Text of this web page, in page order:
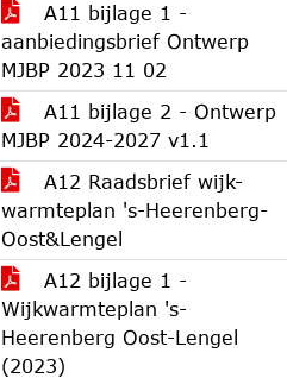
A11 bijlage 1 -
aanbiedingsbrief Ontwerp
MJBP 2023 11 02
A11 bijlage 2 - Ontwerp
MJBP 2024-2027 v1.1
A12 Raadsbrief wijk-
warmteplan 's-Heerenberg-
Oost&Lengel
A12 bijlage 1 -
Wijkwarmteplan 's-
Heerenberg Oost-Lengel
(2023)